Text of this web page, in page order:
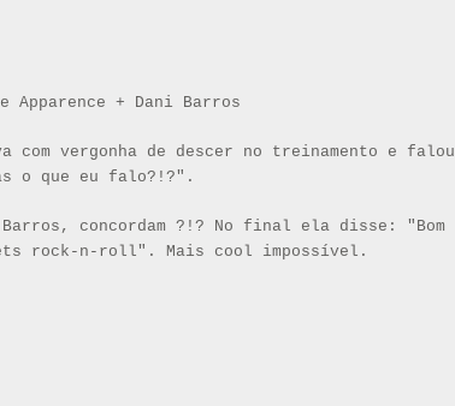
Apparence + Dani Barros
vergonha de descer no treinamento e falou
o que eu falo?!?".
concordam ?!? No final ela disse: "Bom
rock-n-roll". Mais cool impossível.